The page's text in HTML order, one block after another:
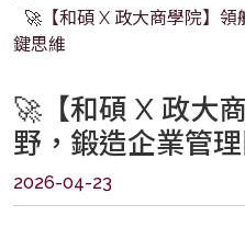
🚀【和碩 X 政大商學院】
鍵思維
🚀【和碩 X 政大
野，鍛造企業管
2026-04-23